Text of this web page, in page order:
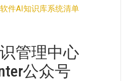
件AI知识库系统清单
管理中心
公众号